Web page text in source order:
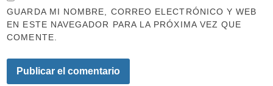
GUARDA MI NOMBRE, CORREO ELECTRÓNICO Y WEB
EN ESTE NAVEGADOR PARA LA PRÓXIMA VEZ QUE
COMENTE.